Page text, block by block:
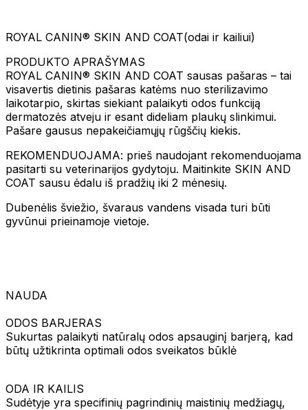
ROYAL CANIN® SKIN AND COAT(odai ir kailiui)
PRODUKTO APRAŠYMAS
ROYAL CANIN® SKIN AND COAT sausas pašaras – tai
visavertis dietinis pašaras katėms nuo sterilizavimo
laikotarpio, skirtas siekiant palaikyti odos funkciją
dermatozės atveju ir esant dideliam plaukų slinkimui.
Pašare gausus nepakeičiamųjų rūgščių kiekis.
REKOMENDUOJAMA: prieš naudojant rekomenduojama
pasitarti su veterinarijos gydytoju. Maitinkite SKIN AND
COAT sausu ėdalu iš pradžių iki 2 mėnesių.
Dubenėlis šviežio, švaraus vandens visada turi būti
gyvūnui prieinamoje vietoje.
NAUDA
ODOS BARJERAS
Sukurtas palaikyti natūralų odos apsauginį barjerą, kad
būtų užtikrinta optimali odos sveikatos būklė
ODA IR KAILIS
Sudėtyje yra specifinių pagrindinių maistinių medžiagų,